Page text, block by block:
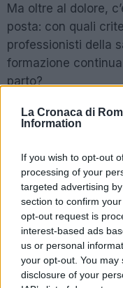
La Cronaca di
Information
If you wish to opt-out
processing of your
targeted advertising
section to confirm
opt-out request is
interest-based ads
us or personal
your opt-out. You
disclosure of your
Ma oltre al dolore,
posta: con quali
professionisti della
formazione
parto?
POTREBBE
4 mesi
2 anni